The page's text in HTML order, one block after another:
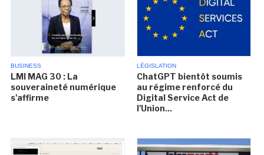
BUSINESS
LMI MAG 30 : La
souveraineté numérique
s'affirme
LÉGISLATION
ChatGPT bientôt soumis
au régime renforcé du
Digital Service Act de
l'Union...